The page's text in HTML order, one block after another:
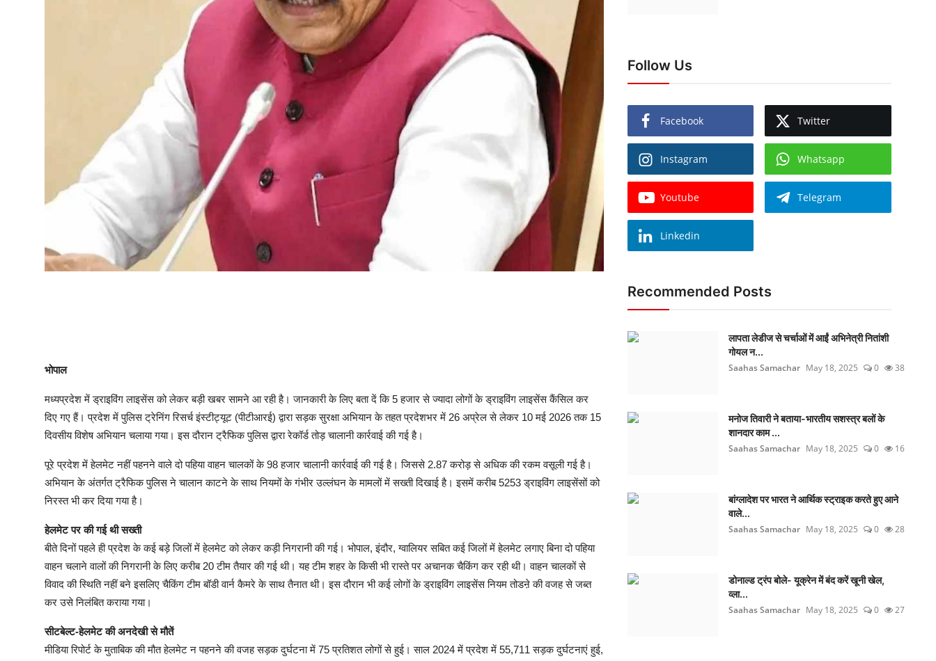
भोपाल
मध्यप्रदेश में ड्राइविंग लाइसेंस को लेकर बड़ी खबर सामने आ रही है। जानकारी के लिए बता दें कि 5 हजार से ज्यादा लोगों के ड्राइविंग लाइसेंस कैंसिल कर
दिए गए हैं। प्रदेश में पुलिस ट्रेनिंग रिसर्च इंस्टीट्यूट (पीटीआरई) द्वारा सड़क सुरक्षा अभियान के तहत प्रदेशभर में 26 अप्रेल से लेकर 10 मई 2026 तक 15
दिवसीय विशेष अभियान चलाया गया। इस दौरान ट्रैफिक पुलिस द्वारा रेकॉर्ड तोड़ चालानी कार्रवाई की गई है।
पूरे प्रदेश में हेलमेट नहीं पहनने वाले दो पहिया वाहन चालकों के 98 हजार चालानी कार्रवाई की गई है। जिससे 2.87 करोड़ से अधिक की रकम वसूली गई है।
अभियान के अंतर्गत ट्रैफिक पुलिस ने चालान काटने के साथ नियमों के गंभीर उल्लंघन के मामलों में सख्ती दिखाई है। इसमें करीब 5253 ड्राइविंग लाइसेंसों को
निरस्त भी कर दिया गया है।
हेलमेट पर की गई थी सख्ती
बीते दिनों पहले ही प्रदेश के कई बड़े जिलों में हेलमेट को लेकर कड़ी निगरानी की गई। भोपाल, इंदौर, ग्वालियर सबित कई जिलों में हेलमेट लगाए बिना दो पहिया
वाहन चलाने वालों की निगरानी के लिए करीब 20 टीम तैयार की गई थी। यह टीम शहर के किसी भी रास्ते पर अचानक चैकिंग कर रही थी। वाहन चालकों से
विवाद की स्थिति नहीं बने इसलिए चैकिंग टीम बॉडी वार्न कैमरे के साथ तैनात थी। इस दौरान भी कई लोगों के ड्राइविंग लाइसेंस नियम तोडऩे की वजह से जब्त
कर उसे निलंबित कराया गया।
सीटबेल्ट-हेलमेट की अनदेखी से मौतें
मीडिया रिपोर्ट के मुताबिक की मौत हेलमेट न पहनने की वजह सड़क दुर्घटना में 75 प्रतिशत लोगों से हुई। साल 2024 में प्रदेश में 55,711 सड़क दुर्घटनाएं हुई,
Follow Us
Facebook Twitter
Instagram Whatsapp
Youtube Telegram
Linkedin
Recommended Posts
लापता लेडीज से चर्चाओं में आईं अभिनेत्री नितांशी
गोयल न...
Saahas Samachar May 18, 2025 0 38
मनोज तिवारी ने बताया-भारतीय सशस्त्र बलों के
शानदार काम ...
Saahas Samachar May 18, 2025 0 16
बांग्लादेश पर भारत ने आर्थिक स्ट्राइक करते हुए आने
वाले...
Saahas Samachar May 18, 2025 0 28
डोनाल्ड ट्रंप बोले- यूक्रेन में बंद करें खूनी खेल,
व्ला...
Saahas Samachar May 18, 2025 0 27